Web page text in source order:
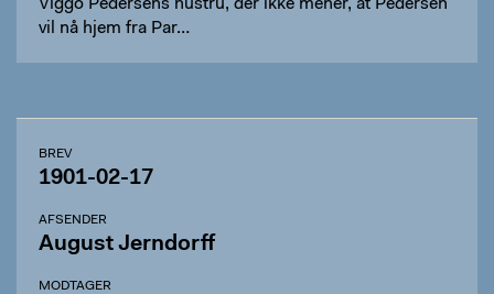
Viggo Pedersens hustru, der ikke mener, at Pedersen
vil nå hjem fra Par…
BREV
1901-02-17
AFSENDER
August Jerndorff
MODTAGER